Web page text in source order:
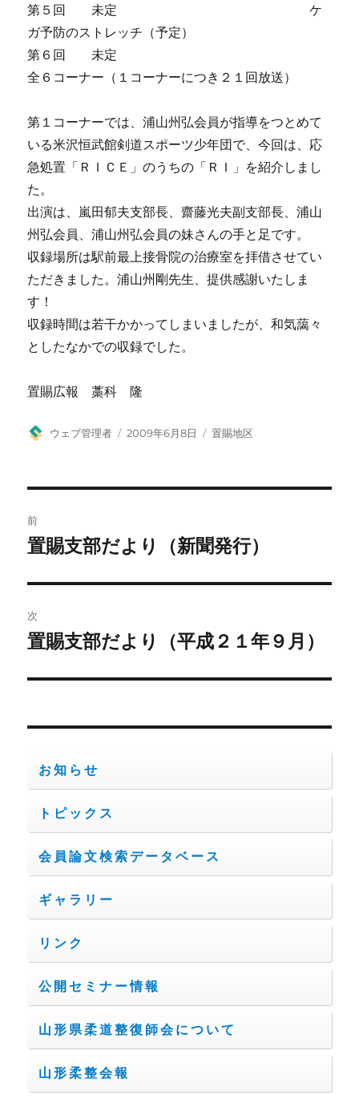
第５回 未定 ケ
ガ予防のストレッチ（予定）
第６回 未定
全６コーナー（１コーナーにつき２１回放送）
第１コーナーでは、浦山州弘会員が指導をつとめて
いる米沢恒武館剣道スポーツ少年団で、今回は、応
急処置「ＲＩＣＥ」のうちの「ＲＩ」を紹介しまし
た。
出演は、嵐田郁夫支部長、齋藤光夫副支部長、浦山
州弘会員、浦山州弘会員の妹さんの手と足です。
収録場所は駅前最上接骨院の治療室を拝借させてい
ただきました。浦山州剛先生、提供感謝いたしま
す！
収録時間は若干かかってしまいましたが、和気藹々
としたなかでの収録でした。
置賜広報 藁科 隆
投
ウェブ管理者
投
2009年6月8日
カ
置賜地区
稿
ビ
ゲ
ー
ン
前
前
投
稿:
置賜支部だより（新聞発行）
次
次
投
置賜支部だより（平成２１年９月）
お知らせ
トピックス
会員論文検索データベース
ギャラリー
リンク
公開セミナー情報
山形県柔道整復師会について
山形柔整会報